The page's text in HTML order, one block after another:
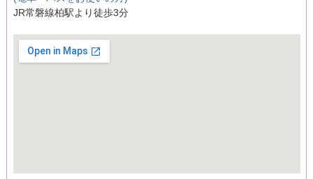
JR常磐線柏駅より徒歩3分